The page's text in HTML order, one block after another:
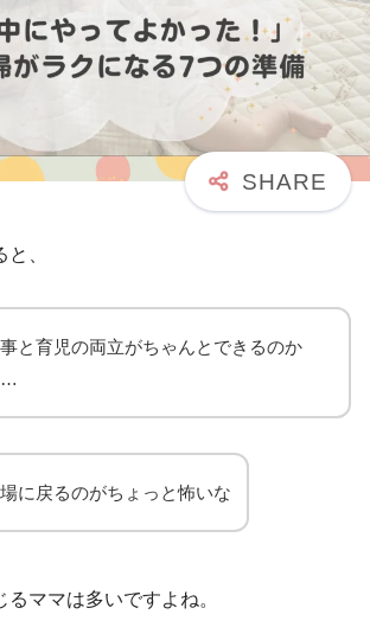
、
と育児の両立がちゃんとできるのか
…
に戻るのがちょっと怖いな
ママは多いですよね。